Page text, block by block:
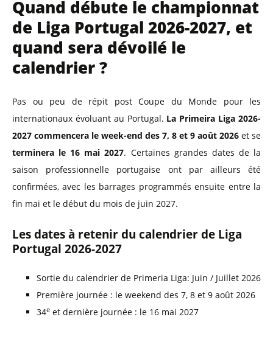
Quand débute le championnat
de Liga Portugal 2026-2027, et
quand sera dévoilé le
calendrier ?
Pas ou peu de répit post Coupe du Monde pour les
internationaux évoluant au Portugal. La Primeira Liga 2026-
2027 commencera le week-end des 7, 8 et 9 août 2026 et se
terminera le 16 mai 2027. Certaines grandes dates de la
saison professionnelle portugaise ont par ailleurs été
confirmées, avec les barrages programmés ensuite entre la
fin mai et le début du mois de juin 2027.
Les dates à retenir du calendrier de Liga
Portugal 2026-2027
Sortie du calendrier de Primeria Liga: Juin / Juillet 2026
Première journée : le weekend des 7, 8 et 9 août 2026
34e et dernière journée : le 16 mai 2027